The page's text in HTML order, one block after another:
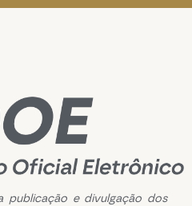
publicação e divulgação dos